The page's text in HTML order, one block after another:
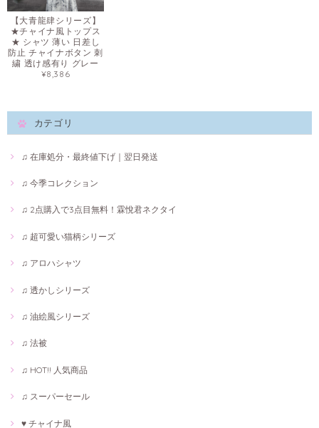
【大青龍肆シリーズ】
★チャイナ風トップス
★ シャツ 薄い 日差し
防止 チャイナボタン 刺
繍 透け感有り グレー
¥8,386
カテゴリ
♫ 在庫処分・最終値下げ｜翌日発送
♫ 今季コレクション
♫ 2点購入で3点目無料！霖悅君ネクタイ
♫ 超可愛い猫柄シリーズ
♫ アロハシャツ
♫ 透かしシリーズ
♫ 油絵風シリーズ
♫ 法被
♫ HOT!! 人気商品
♫ スーパーセール
♥ チャイナ風